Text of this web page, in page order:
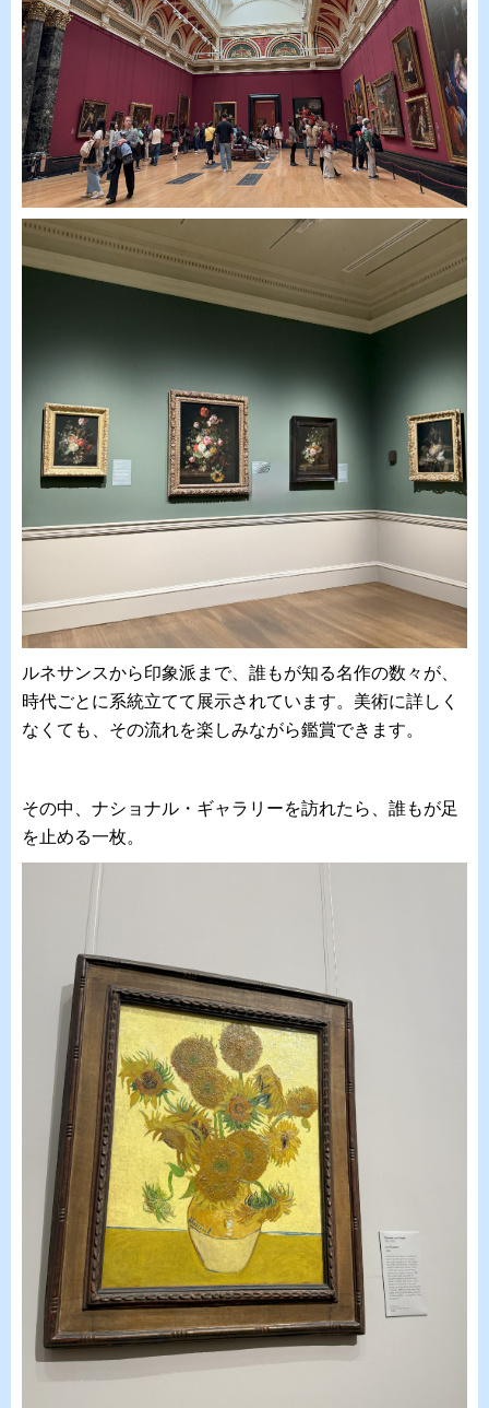
ルネサンスから印象派まで、誰もが知る名作の数々が、
時代ごとに系統立てて展示されています。美術に詳しく
なくても、その流れを楽しみながら鑑賞できます。
その中、ナショナル・ギャラリーを訪れたら、誰もが足
を止める一枚。